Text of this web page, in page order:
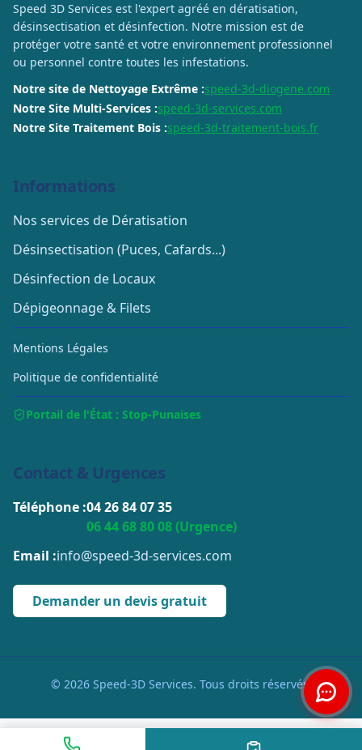
Speed 3D Services est l'expert agréé en dératisation,
désinsectisation et désinfection. Notre mission est de
protéger votre santé et votre environnement professionnel
ou personnel contre toutes les infestations.
Notre site de Nettoyage Extrême :speed-3d-diogene.com
Notre Site Multi-Services :speed-3d-services.com
Notre Site Traitement Bois :speed-3d-traitement-bois.fr
Informations
Nos services de Dératisation
Désinsectisation (Puces, Cafards...)
Désinfection de Locaux
Dépigeonnage & Filets
Mentions Légales
Politique de confidentialité
Portail de l'État : Stop-Punaises
Contact & Urgences
Téléphone :04 26 84 07 35
06 44 68 80 08 (Urgence)
Email :info@speed-3d-services.com
Demander un devis gratuit
© 2026 Speed-3D Services. Tous droits réservés.